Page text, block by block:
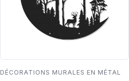
DÉCORATIONS MURALES EN MÉTAL